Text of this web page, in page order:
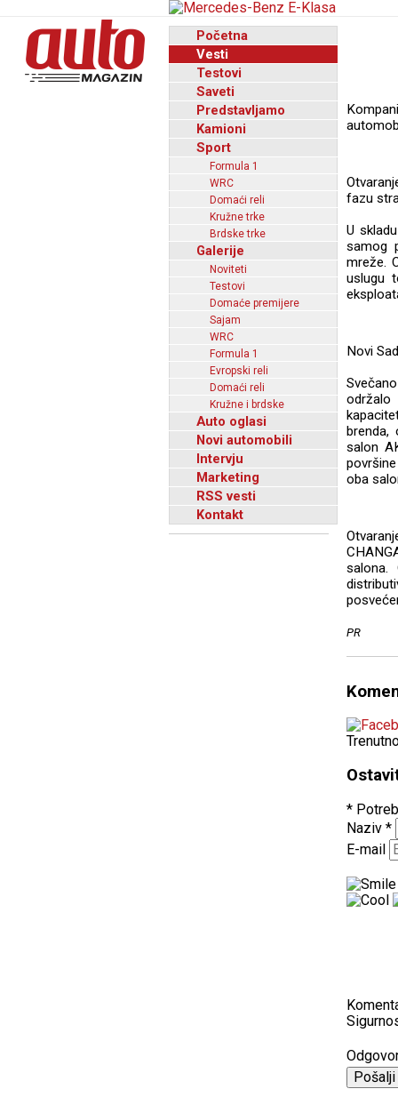
Početna
Vesti
Testovi
Saveti
Predstavljamo
Kamioni
Sport
Formula 1
WRC
Domaći reli
Kružne trke
Brdske trke
Galerije
Noviteti
Testovi
Domaće premijere
Sajam
WRC
Formula 1
Evropski reli
Domaći reli
Kružne i brdske
Auto oglasi
Novi automobili
Intervju
Marketing
RSS vesti
Kontakt
fazu
U
samog
mreže.
uslugu
Novi
održalo
brenda,
salon
oba
salona.
PR
*
Naziv *
E-mail